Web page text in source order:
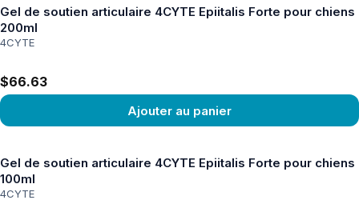
Gel de soutien articulaire 4CYTE Epiitalis Forte pour chiens
200ml
4CYTE
$66.63
Ajouter au panier
Gel de soutien articulaire 4CYTE Epiitalis Forte pour chiens
100ml
4CYTE